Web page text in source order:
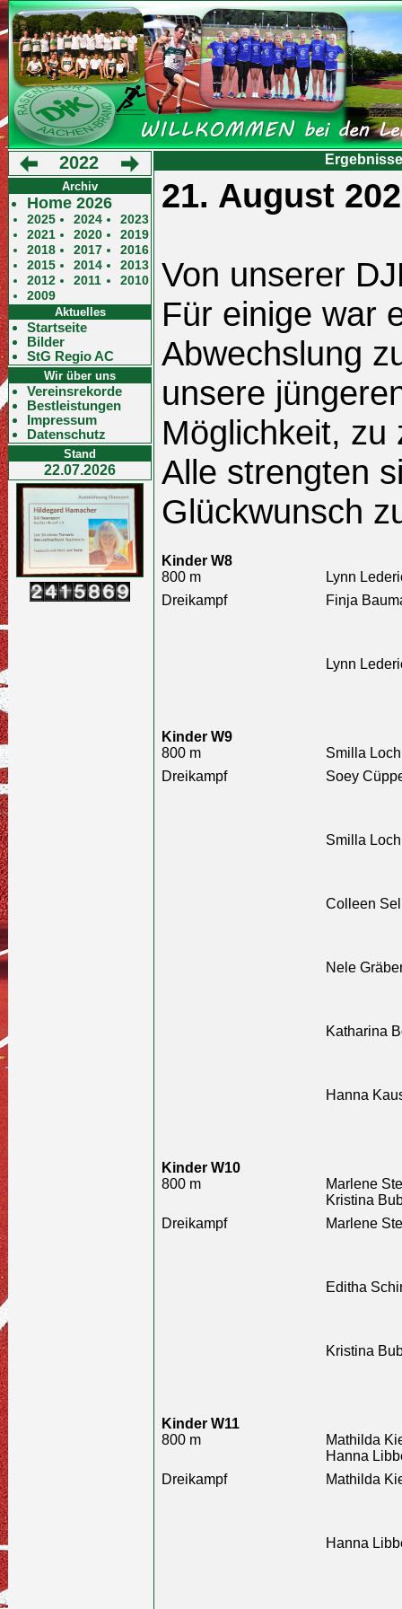
2022
Archiv
Home 2026
2025 2024
2023
2021
2020
2019
2018
2017
2016
2015
2014
2013
2012
2011
2010
2009
Aktuelles
Startseite
Bilder
StG Regio AC
Wir über uns
Vereinsrekorde
Bestleistungen
Impressum
Datenschutz
Stand
22.07.2026
21. August
Von unserer
Für einige war
Abwechslung
unsere
Möglichkeit, zu
Alle strengten
Glückwunsch
Kinder W8
800 m
Lynn
Dreikampf
Finja
Lynn
Kinder W9
800 m
Smilla
Dreikampf
Soey
Smilla
Colleen
Nele
Katharina
Hanna
Kinder W10
800 m
Marlene
Kristina
Dreikampf
Marlene
Editha
Kristina
Kinder W11
800 m
Mathilda
Hanna
Dreikampf
Mathilda
Hanna